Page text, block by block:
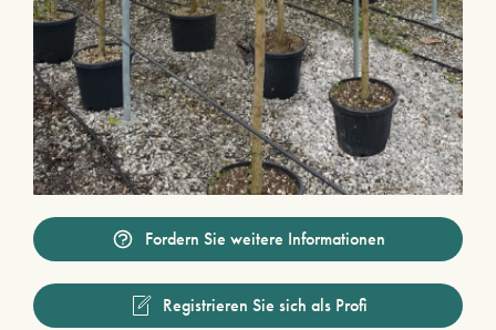
Fordern Sie weitere Informationen
Registrieren Sie sich als Profi